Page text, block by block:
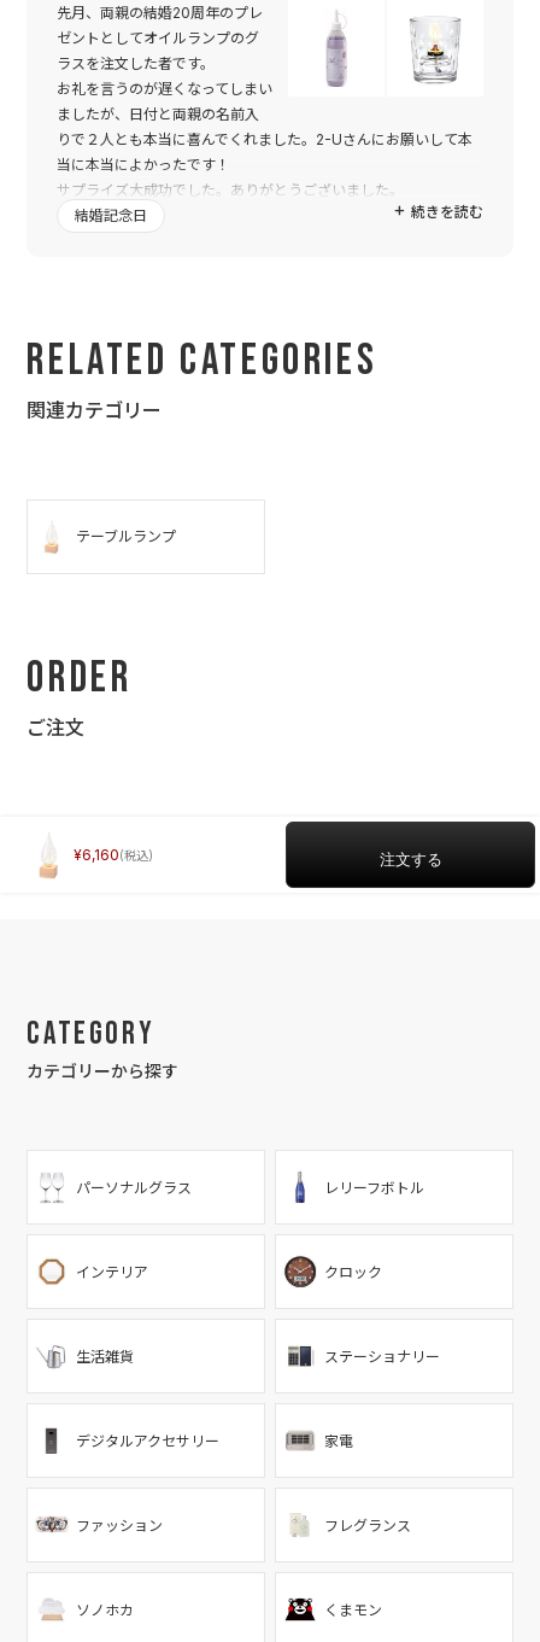
先月、両親の結婚20周年のプレ
ゼントとしてオイルランプのグ
ラスを注文した者です。
お礼を言うのが遅くなってしまい
ましたが、日付と両親の名前入
りで２人とも本当に喜んでくれました。2-Uさんにお願いして本
当に本当によかったです！
サプライズ大成功でした。ありがとうございました。
続きを読む
結婚記念日
Related Categories
関連カテゴリー
テーブルランプ
Order
ご注文
6,160
Category
カテゴリーから探す
パーソナルグラス レリーフボトル
インテリア クロック
生活雑貨 ステーショナリー
デジタルアクセサリー 家電
ファッション フレグランス
ソノホカ くまモン